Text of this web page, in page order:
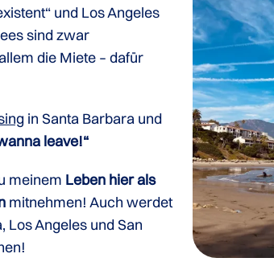
und Los Angeles
sind zwar
die Miete – dafür
in Santa Barbara und
leave!“
meinem Leben hier als
mitnehmen! Auch werdet
Los Angeles und San